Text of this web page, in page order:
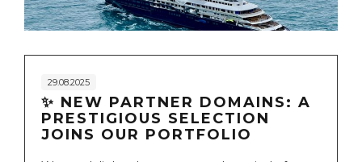
29.08.2025
✨ NEW PARTNER DOMAINS: A
PRESTIGIOUS SELECTION
JOINS OUR PORTFOLIO